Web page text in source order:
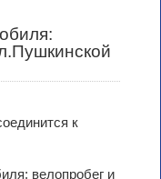
к